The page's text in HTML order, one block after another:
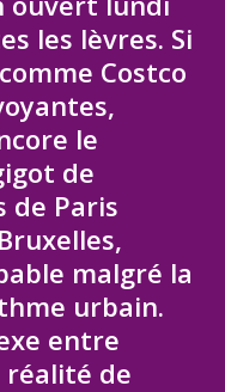
les lèvres. Si
Costco
le
de
de Paris
malgré la
urbain.
entre
réalité de